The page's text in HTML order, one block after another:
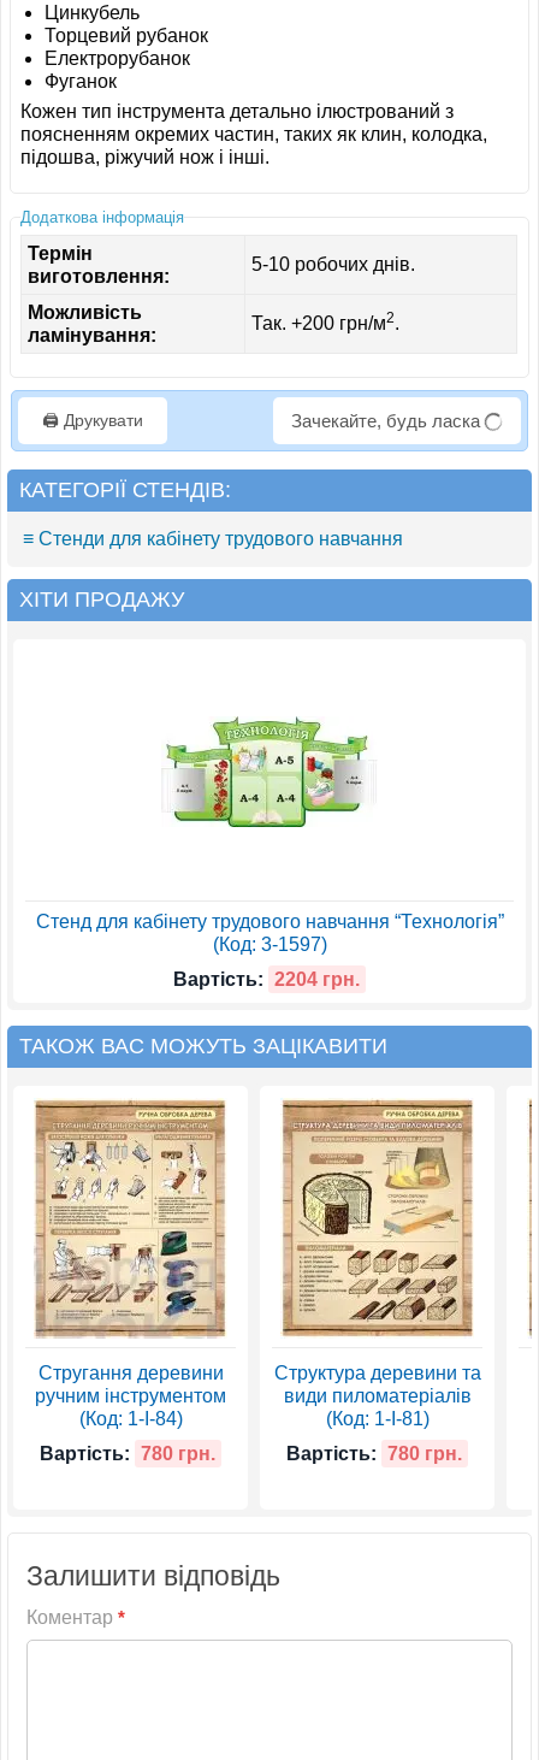
Цинкубель
Торцевий рубанок
Електрорубанок
Фуганок
Кожен тип інструмента детально ілюстрований з
поясненням окремих частин, таких як клин, колодка,
підошва, ріжучий нож і інші.
Додаткова інформація
Термін
виготовлення:
5-10 робочих днів.
Можливість
ламінування:
Так. +200 грн/м2.
🖨️ Друкувати Зачекайте, будь ласка
КАТЕГОРІЇ СТЕНДІВ:
≡ Стенди для кабінету трудового навчання
ХІТИ ПРОДАЖУ
Стенд для кабінету трудового навчання “Технологія”
(Код: 3-1597)
Вартість: 2204 грн.
ТАКОЖ ВАС МОЖУТЬ ЗАЦІКАВИТИ
Стругання деревини
ручним інструментом
(Код: 1-І-84)
Вартість: 780 грн.
Структура деревини та
види пиломатеріалів
(Код: 1-І-81)
Вартість: 780 грн.
Залишити відповідь
Коментар *